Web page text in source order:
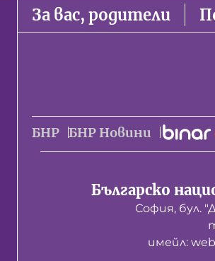
За вас, родители
БНР БНР Новини
Българско
София, бул.
имейл: